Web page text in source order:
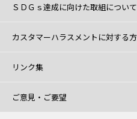
ＳＤＧｓ達成に向けた取組について
カスタマーハラスメントに対する
リンク集
ご意見・ご要望